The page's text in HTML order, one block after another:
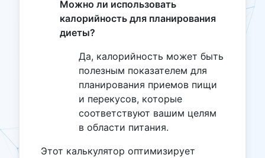
Можно ли использовать
калорийность для планирования
диеты?
Да, калорийность может быть
полезным показателем для
планирования приемов пищи
и перекусов, которые
соответствуют вашим целям
в области питания.
Этот калькулятор оптимизирует